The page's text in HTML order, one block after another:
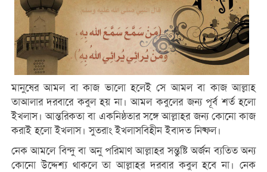
মানুষের আমল বা কাজ ভালো হলেই সে আমল বা কাজ আল্লাহ
তাআলার দরবারে কবুল হয় না। আমল কবুলের জন্য পূর্ব শর্ত হলো
ইখলাস। আন্তরিকতা বা একনিষ্ঠতার সঙ্গে আল্লাহর জন্য কোনো কাজ
করাই হলো ইখলাস। সুতরাং ইখলাসবিহীন ইবাদত নিষ্ফল।
নেক আমলে বিন্দু বা অনু পরিমাণ আল্লাহর সন্তুষ্টি অর্জন ব্যতিত অন্য
কোনো উদ্দেশ্য থাকলে তা আল্লাহর দরবার কবুল হবে না। নেক